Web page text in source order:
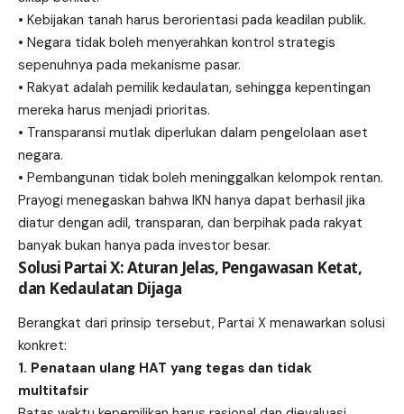
• Kebijakan tanah harus berorientasi pada keadilan publik.
• Negara tidak boleh menyerahkan kontrol strategis
sepenuhnya pada mekanisme pasar.
• Rakyat adalah pemilik kedaulatan, sehingga kepentingan
mereka harus menjadi prioritas.
• Transparansi mutlak diperlukan dalam pengelolaan aset
negara.
• Pembangunan tidak boleh meninggalkan kelompok rentan.
Prayogi menegaskan bahwa IKN hanya dapat berhasil jika
diatur dengan adil, transparan, dan berpihak pada rakyat
banyak bukan hanya pada investor besar.
Solusi Partai X: Aturan Jelas, Pengawasan Ketat,
dan Kedaulatan Dijaga
Berangkat dari prinsip tersebut, Partai X menawarkan solusi
konkret:
1. Penataan ulang HAT yang tegas dan tidak
multitafsir